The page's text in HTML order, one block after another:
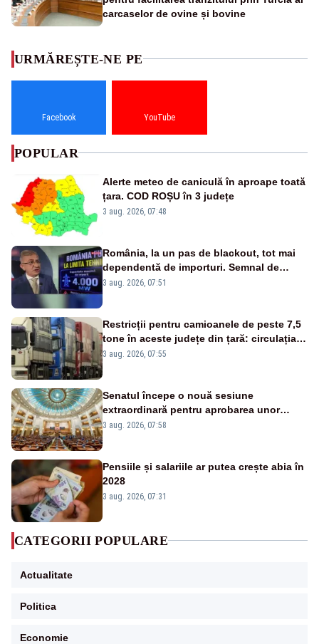
carcaselor de ovine și bovine
URMĂREȘTE-NE PE
Facebook YouTube
POPULAR
Alerte meteo de caniculă în aproape toată
țara. COD ROȘU în 3 județe
3 aug. 2026, 07:48
România, la un pas de blackout, tot mai
dependentă de importuri. Semnal de
alarmă tras de un expert în energie
3 aug. 2026, 07:51
Restricții pentru camioanele de peste 7,5
tone în aceste județe din țară: circulația
este interzisă luni, între orele 12:00 și
3 aug. 2026, 07:55
Senatul începe o nouă sesiune
extraordinară pentru aprobarea unor
jaloane din PNRR
3 aug. 2026, 07:58
Pensiile și salariile ar putea crește abia în
2028
3 aug. 2026, 07:31
CATEGORII POPULARE
Actualitate
Politica
Economie